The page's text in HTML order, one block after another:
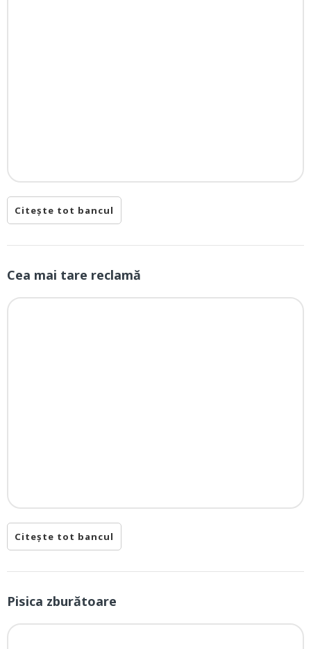
Citește tot bancul
Cea mai tare reclamă
Citește tot bancul
Pisica zburătoare